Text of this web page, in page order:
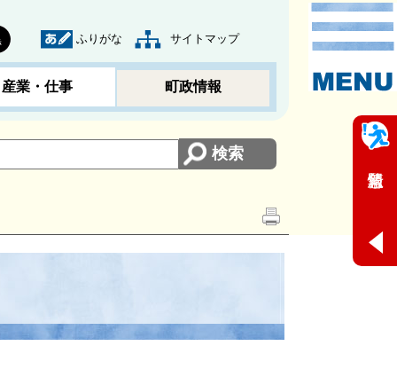
ふりがな サイトマップ
産業・仕事 町政情報